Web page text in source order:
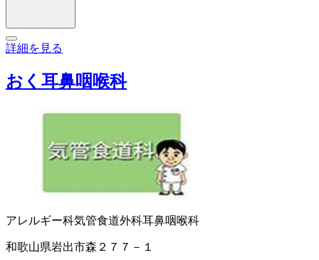
詳細を見る
おく耳鼻咽喉科
アレルギー科気管食道外科耳鼻咽喉科
和歌山県岩出市森２７７－１